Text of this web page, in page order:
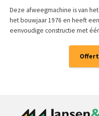
Deze afweegmachine is van
het bouwjaar 1976 en heeft
eenvoudige constructie met